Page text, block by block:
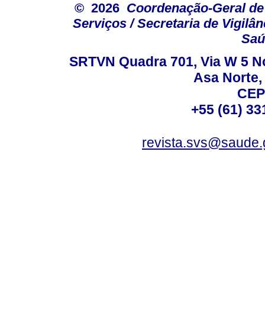
© 2026 Coordenação-Geral
Serviços / Secretaria de
SRTVN Quadra 701, Via W 5
Asa
+55 (61)